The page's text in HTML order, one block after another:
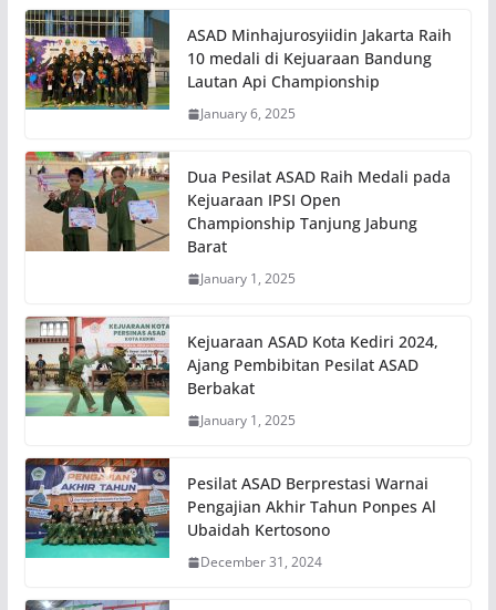
ASAD Minhajurosyiidin Jakarta Raih
10 medali di Kejuaraan Bandung
Lautan Api Championship
January 6, 2025
Dua Pesilat ASAD Raih Medali pada
Kejuaraan IPSI Open
Championship Tanjung Jabung
Barat
January 1, 2025
Kejuaraan ASAD Kota Kediri 2024,
Ajang Pembibitan Pesilat ASAD
Berbakat
January 1, 2025
Pesilat ASAD Berprestasi Warnai
Pengajian Akhir Tahun Ponpes Al
Ubaidah Kertosono
December 31, 2024